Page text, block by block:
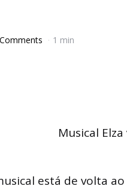
1 min
Musical
está de volta